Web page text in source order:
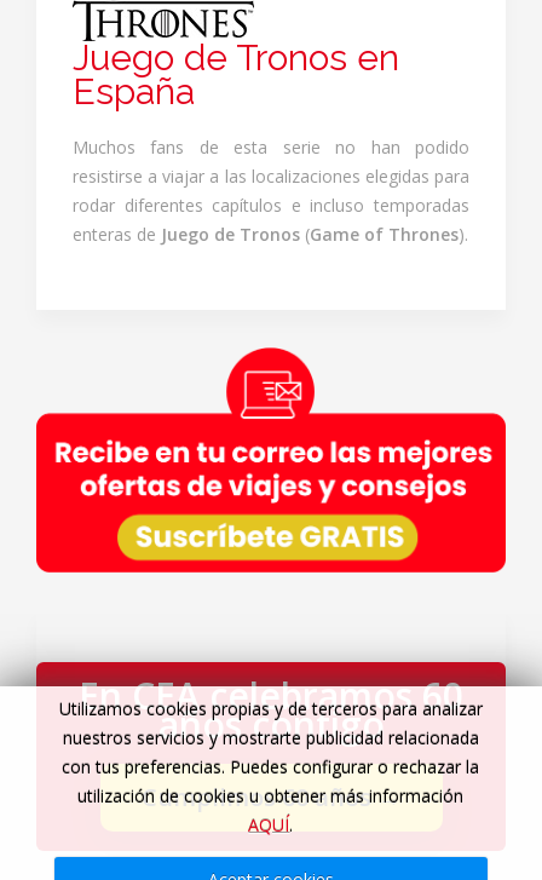
Juego de Tronos en
España
Muchos fans de esta serie no han podido
resistirse a viajar a las localizaciones elegidas para
rodar diferentes capítulos e incluso temporadas
enteras de Juego de Tronos (Game of Thrones).
En CEA celebramos 60
años contigo
Cumplimos 60 años→
Utilizamos cookies propias y de terceros para analizar
nuestros servicios y mostrarte publicidad relacionada
con tus preferencias. Puedes configurar o rechazar la
utilización de cookies u obtener más información
AQUÍ.